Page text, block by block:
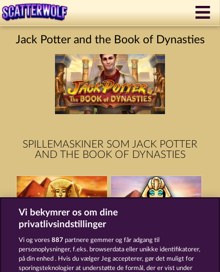
Jack Potter and the Book of Dynasties
SPILLEMASKINER SOM JACK POTTER
AND THE BOOK OF DYNASTIES
Vi bekymrer os om dine
privatlivsindstillinger
Vi og vores887 partnere gemmer og får adgang til
personoplysninger, f.eks. browserdata eller unikke identifikatorer,
på din enhed . Hvis du vælger Jeg accepterer, gør det muligt for
sporingsteknologier at understøtte de formål, der er vist under